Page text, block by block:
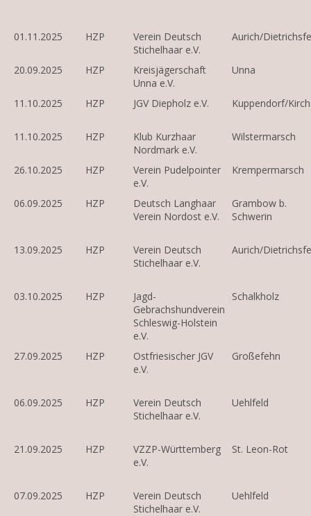
01.11.2025 HZP
Verein Deutsch
Stichelhaar e.V.
Aurich/
20.09.2025 HZP
Kreisjägerschaft
Unna e.V.
Unna
11.10.2025 HZP JGV Diepholz e.V. Kuppendorf/
11.10.2025 HZP
Klub Kurzhaar
Nordmark e.V.
Wilstermarsch
26.10.2025 HZP
Verein Pudelpointer
e.V.
Krempermarsch
06.09.2025 HZP
Deutsch Langhaar
Verein Nordost e.V.
Grambow b.
Schwerin
13.09.2025 HZP
Verein Deutsch
Stichelhaar e.V.
Aurich/
03.10.2025 HZP
Jagd-
Gebrachshundverein
Schleswig-Holstein
e.V.
Schalkholz
27.09.2025 HZP
Ostfriesischer JGV
e.V.
Großefehn
06.09.2025 HZP
Verein Deutsch
Stichelhaar e.V.
Uehlfeld
21.09.2025 HZP
VZZP-Württemberg
e.V.
St. Leon-Rot
07.09.2025 HZP
Verein Deutsch
Stichelhaar e.V.
Uehlfeld